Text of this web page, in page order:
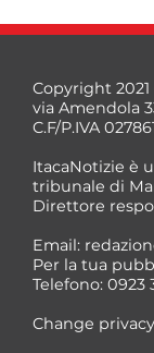
Copyright
via Amendola
C.F/P.IVA
ItacaNotizie è
tribunale di
Direttore
Email:
Per la tua
Telefono: 0923
Change